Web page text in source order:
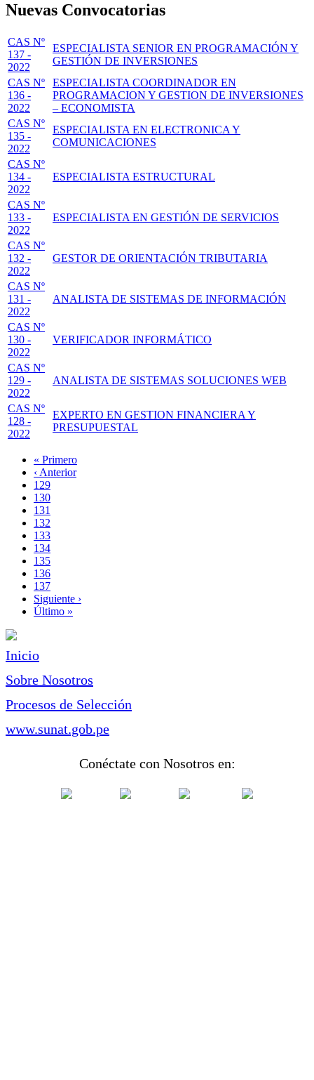
Nuevas Convocatorias
CAS Nº
137 -
2022
ESPECIALISTA SENIOR EN PROGRAMACIÓN Y
GESTIÓN DE INVERSIONES
CAS Nº
136 -
2022
ESPECIALISTA COORDINADOR EN
PROGRAMACION Y GESTION DE INVERSIONES
– ECONOMISTA
CAS Nº
135 -
2022
ESPECIALISTA EN ELECTRONICA Y
COMUNICACIONES
CAS Nº
134 -
2022
ESPECIALISTA ESTRUCTURAL
CAS Nº
133 -
2022
ESPECIALISTA EN GESTIÓN DE SERVICIOS
CAS Nº
132 -
2022
GESTOR DE ORIENTACIÓN TRIBUTARIA
CAS Nº
131 -
2022
ANALISTA DE SISTEMAS DE INFORMACIÓN
CAS Nº
130 -
2022
VERIFICADOR INFORMÁTICO
CAS Nº
129 -
2022
ANALISTA DE SISTEMAS SOLUCIONES WEB
CAS Nº
128 -
2022
EXPERTO EN GESTION FINANCIERA Y
PRESUPUESTAL
Paginación
Primera
página
« Primero
Página
anterior
‹ Anterior
Page
129
Page
130
Page
131
Page
132
Página
actual
133
Page
134
Page
135
Page
136
Page
137
Siguiente
página
Siguiente ›
Última
Último »
Inicio
Sobre Nosotros
Procesos de Selección
www.sunat.gob.pe
Conéctate con Nosotros en: